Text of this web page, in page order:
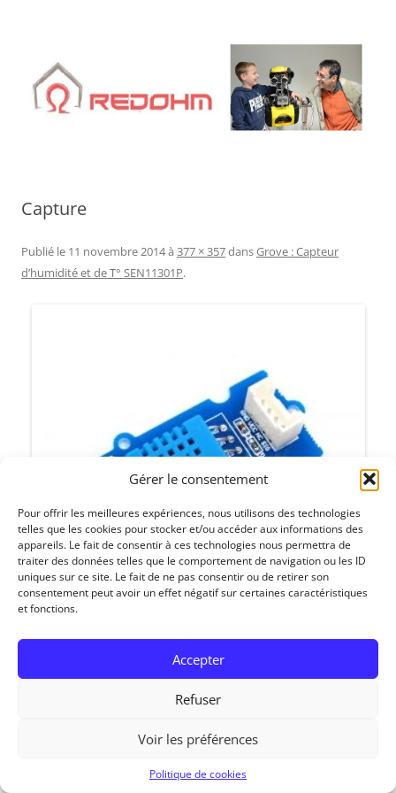
Gérer le consentement
Pour offrir les meilleures expériences, nous utilisons des technologies
telles que les cookies pour stocker et/ou accéder aux informations des
appareils. Le fait de consentir à ces technologies nous permettra de
traiter des données telles que le comportement de navigation ou les ID
uniques sur ce site. Le fait de ne pas consentir ou de retirer son
consentement peut avoir un effet négatif sur certaines caractéristiques
et fonctions.
Accepter
Refuser
Voir les préférences
Politique de cookies
Capture
Publié le 11 novembre 2014à 377 × 357dansGrove : Capteur
d’humidité et de T° SEN11301P.
RedOhm, 2014